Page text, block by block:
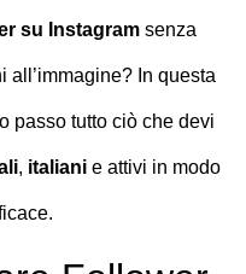
su Instagram senza
In questa
passo tutto ciò che devi
, italiani e attivi in modo